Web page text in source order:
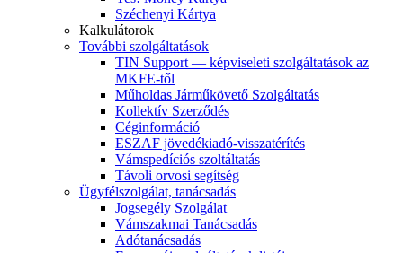
Széchenyi Kártya
Kalkulátorok
További szolgáltatások
TIN Support — képviseleti szolgáltatások az
MKFE-től
Műholdas Járműkövető Szolgáltatás
Kollektív Szerződés
Céginformáció
ESZAF jövedékiadó-visszatérítés
Vámspedíciós szoltáltatás
Távoli orvosi segítség
Ügyfélszolgálat, tanácsadás
Jogsegély Szolgálat
Vámszakmai Tanácsadás
Adótanácsadás